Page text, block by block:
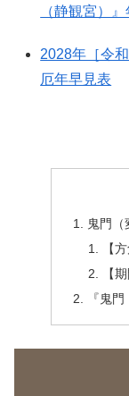
（静観宮）
2028年［令
厄年早見表
鬼門（
【
【
『鬼